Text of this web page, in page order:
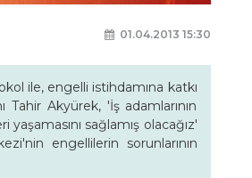
01.04.2013 15:30
ile, engelli istihdamına katkı
Akyürek, 'İş adamlarının
sağlamış olacağız'
engellilerin sorunlarının